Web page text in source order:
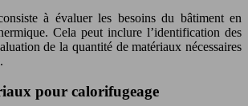
à évaluer les besoins du bâtiment en
Cela peut inclure l’identification des
de la quantité de matériaux nécessaires
pour calorifugeage